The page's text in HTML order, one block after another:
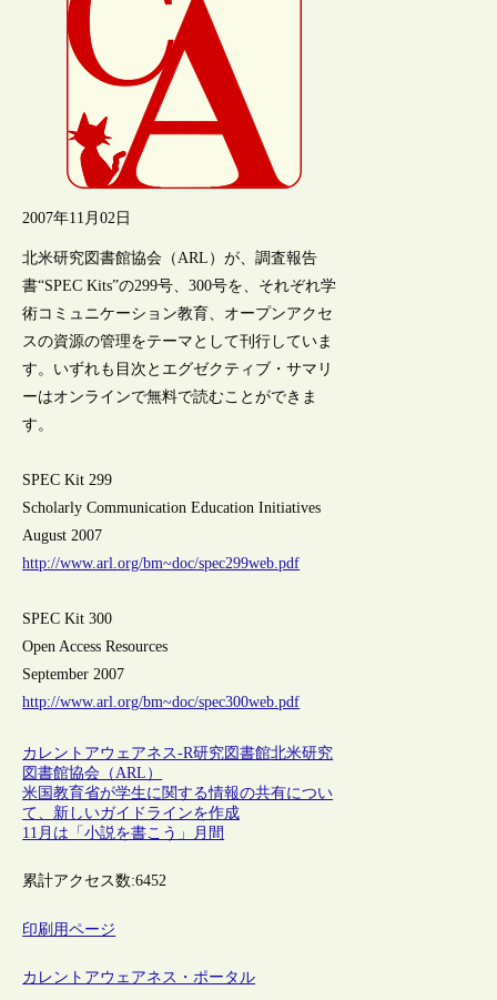
2007年11月02日
北米研究図書館協会（ARL）が、調査報告
書“SPEC Kits”の299号、300号を、それぞれ学
術コミュニケーション教育、オープンアクセ
スの資源の管理をテーマとして刊行していま
す。いずれも目次とエグゼクティブ・サマリ
ーはオンラインで無料で読むことができま
す。
SPEC Kit 299
Scholarly Communication Education Initiatives
August 2007
http://www.arl.org/bm~doc/spec299web.pdf
SPEC Kit 300
Open Access Resources
September 2007
http://www.arl.org/bm~doc/spec300web.pdf
カレントアウェアネス-R研究図書館北米研究
図書館協会（ARL）
米国教育省が学生に関する情報の共有につい
て、新しいガイドラインを作成
11月は「小説を書こう」月間
累計アクセス数:6452
印刷用ページ
カレントアウェアネス・ポータル